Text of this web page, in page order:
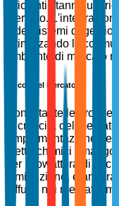
efficienti stanno
mercato.
e dei sistemi di
ottimizzando
ambiente di mercato
Vincoli del Mercato
Nonostante le
la crescita del
l'implementazione
elettrochimici
per kilowattora di
diminuzione, è
diffusa nei mercati